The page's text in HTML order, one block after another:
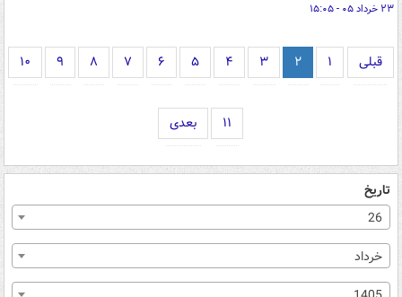
۲۳ خرداد ۰۵ - ۱۵:۰۵
قبلی ۱ ۲ ۳ ۴ ۵ ۶ ۷ ۸ ۹ ۱۰
۱۱ بعدی
تاریخ
26
خرداد